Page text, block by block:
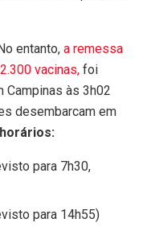
entanto, a remessa
vacinas, foi
Campinas às 3h02
desembarcam em
para 7h30,
para 14h55)